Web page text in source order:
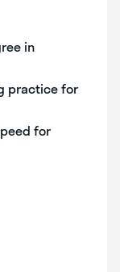
in
practice for
for